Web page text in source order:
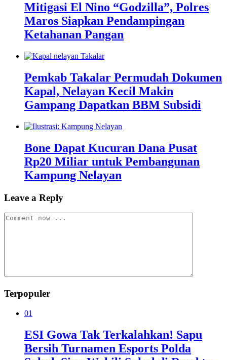
Mitigasi El Nino “Godzilla”, Polres
Maros Siapkan Pendampingan
Ketahanan Pangan
Pemkab Takalar Permudah Dokumen
Kapal, Nelayan Kecil Makin
Gampang Dapatkan BBM Subsidi
Bone Dapat Kucuran Dana Pusat
Rp20 Miliar untuk Pembangunan
Kampung Nelayan
Leave a Reply
Terpopuler
01
ESI Gowa Tak Terkalahkan! Sapu
Bersih Turnamen Esports Polda